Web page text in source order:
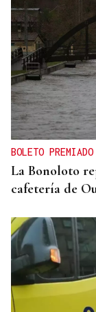
BOLETO PREMIADO
La Bonoloto
cafetería de